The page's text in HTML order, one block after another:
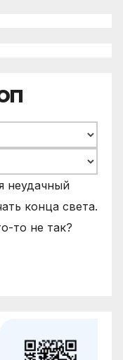
неудачный
конца света.
то не так?